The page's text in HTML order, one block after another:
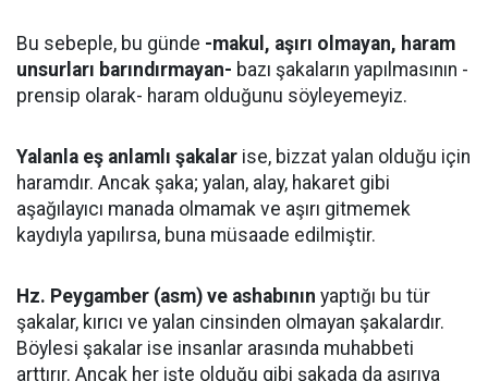
Bu sebeple, bu günde -makul, aşırı olmayan, haram
unsurları barındırmayan- bazı şakaların yapılmasının -
prensip olarak- haram olduğunu söyleyemeyiz.
Yalanla eş anlamlı şakalar ise, bizzat yalan olduğu için
haramdır. Ancak şaka; yalan, alay, hakaret gibi
aşağılayıcı manada olmamak ve aşırı gitmemek
kaydıyla yapılırsa, buna müsaade edilmiştir.
Hz. Peygamber (asm) ve ashabının yaptığı bu tür
şakalar, kırıcı ve yalan cinsinden olmayan şakalardır.
Böylesi şakalar ise insanlar arasında muhabbeti
arttırır. Ancak her işte olduğu gibi şakada da aşırıya